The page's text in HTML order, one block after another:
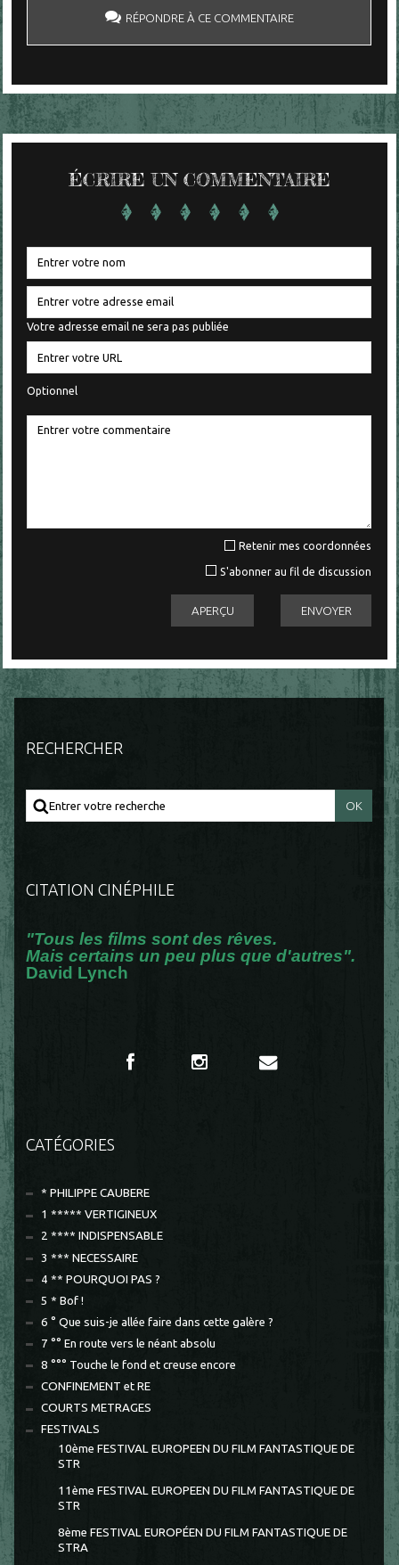
RÉPONDRE À CE COMMENTAIRE
ÉCRIRE UN COMMENTAIRE
Votre adresse email ne sera pas publiée
Optionnel
Retenir mes coordonnées
S'abonner au fil de discussion
RECHERCHER
CITATION CINÉPHILE
"Tous les films sont des rêves.
Mais certains un peu plus que d'autres".
David Lynch
CATÉGORIES
* PHILIPPE CAUBERE
1 ***** VERTIGINEUX
2 **** INDISPENSABLE
3 *** NECESSAIRE
4 ** POURQUOI PAS ?
5 * Bof !
6 ° Que suis-je allée faire dans cette galère ?
7 °° En route vers le néant absolu
8 °°° Touche le fond et creuse encore
CONFINEMENT et RE
COURTS METRAGES
FESTIVALS
10ème FESTIVAL EUROPEEN DU FILM FANTASTIQUE DE
STR
11ème FESTIVAL EUROPEEN DU FILM FANTASTIQUE DE
STR
8ème FESTIVAL EUROPÉEN DU FILM FANTASTIQUE DE
STRA